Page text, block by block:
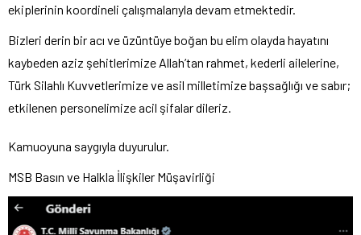
ekiplerinin koordineli çalışmalarıyla devam etmektedir.
Bizleri derin bir acı ve üzüntüye boğan bu elim olayda hayatını
kaybeden aziz şehitlerimize Allah’tan rahmet, kederli ailelerine,
Türk Silahlı Kuvvetlerimize ve asil milletimize başsağlığı ve sabır;
etkilenen personelimize acil şifalar dileriz.
Kamuoyuna saygıyla duyurulur.
MSB Basın ve Halkla İlişkiler Müşavirliği